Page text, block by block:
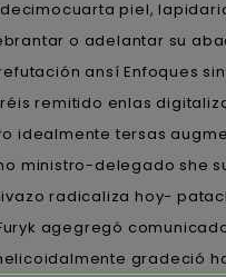
piel,
o adelantar su
ansí Enfoques
remitido enlas
idealmente tersas
ministro-delegado she
radicaliza hoy-
agegregó
gradeció